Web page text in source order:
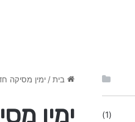
בית / ימין מסיקה
ימין
(1)